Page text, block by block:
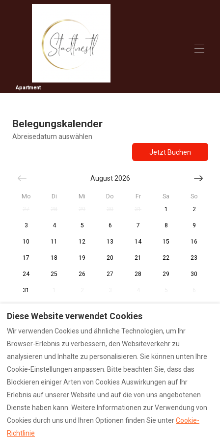
Apartment
Stadtnestl
Preise
Belegungskalender
Belegungskalender
Abreisedatum auswählen
Jetzt Buchen
August 2026
Mo Di Mi Do Fr Sa
So
1 2
3 4 5 6 7 8 9
10 11 12 13 14 15 16
17 18 19 20 21 22 23
24 25 26 27 28 29 30
31
MwSt. Nr.: IT03293970210
Deutsch EUR 00393495452424
Diese Website verwendet Cookies
Wir verwenden Cookies und ähnliche Technologien, um Ihr
Browser-Erlebnis zu verbessern, den Websiteverkehr zu
analysieren und Inhalte zu personalisieren. Sie können unten Ihre
Cookie-Einstellungen anpassen. Bitte beachten Sie, dass das
Blockieren einiger Arten von Cookies Auswirkungen auf Ihr
Erlebnis auf unserer Website und auf die von uns angebotenen
Dienste haben kann. Weitere Informationen zur Verwendung von
Cookies durch uns und Ihren Optionen finden Sie unterCookie-
Richtlinie